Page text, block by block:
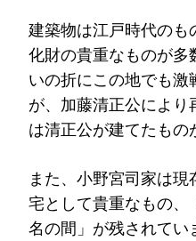
建築物は江戸時代のも
化財の貴重なものが
いの折にこの地でも激
が、加藤清正公によ
は清正公が建てたもの
また、小野宮司家は
宅として貴重なもの、
名の間」が残されてい